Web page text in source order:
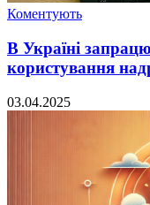
Коментують
В Україні
користування
03.04.2025